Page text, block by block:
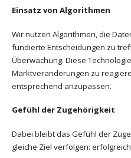
Einsatz von Algorithmen
Wir nutzen Algorithmen, die
fundierte Entscheidungen zu
Überwachung. Diese
Marktveränderungen zu
entsprechend anzupassen.
Gefühl der Zugehörigkeit
Dabei bleibt das Gefühl der
gleiche Ziel verfolgen: